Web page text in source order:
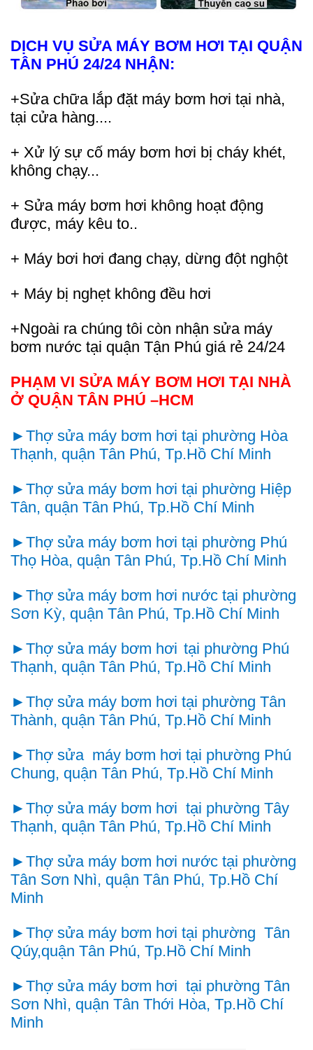
DỊCH VỤ SỬA MÁY BƠM HƠI TẠI QUẬN
TÂN PHÚ 24/24 NHẬN:
+Sửa chữa lắp đặt máy bơm hơi tại nhà,
tại cửa hàng....
+ Xử lý sự cố máy bơm hơi bị cháy khét,
không chạy...
+ Sửa máy bơm hơi không hoạt động
được, máy kêu to..
+ Máy bơi hơi đang chạy, dừng đột nghột
+ Máy bị nghẹt không đều hơi
+Ngoài ra chúng tôi còn nhận sửa máy
bơm nước tại quận Tận Phú giá rẻ 24/24
PHẠM VI SỬA MÁY BƠM HƠI TẠI NHÀ
Ở QUẬN TÂN PHÚ –HCM
►Thợ sửa máy bơm hơi tại phường Hòa
Thạnh, quận Tân Phú, Tp.Hồ Chí Minh
►Thợ sửa máy bơm hơi tại phường Hiệp
Tân, quận Tân Phú, Tp.Hồ Chí Minh
►Thợ sửa máy bơm hơi tại phường Phú
Thọ Hòa, quận Tân Phú, Tp.Hồ Chí Minh
►Thợ sửa máy bơm hơi nước tại phường
Sơn Kỳ, quận Tân Phú, Tp.Hồ Chí Minh
►Thợ sửa máy bơm hơi tại phường Phú
Thạnh, quận Tân Phú, Tp.Hồ Chí Minh
►Thợ sửa máy bơm hơi tại phường Tân
Thành, quận Tân Phú, Tp.Hồ Chí Minh
►Thợ sửa máy bơm hơi tại phường Phú
Chung, quận Tân Phú, Tp.Hồ Chí Minh
►Thợ sửa máy bơm hơi tại phường Tây
Thạnh, quận Tân Phú, Tp.Hồ Chí Minh
►Thợ sửa máy bơm hơi nước tại phường
Tân Sơn Nhì, quận Tân Phú, Tp.Hồ Chí
Minh
►Thợ sửa máy bơm hơi tại phường Tân
Qúy,quận Tân Phú, Tp.Hồ Chí Minh
►Thợ sửa máy bơm hơi tại phường Tân
Sơn Nhì, quận Tân Thới Hòa, Tp.Hồ Chí
Minh